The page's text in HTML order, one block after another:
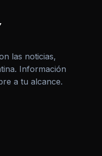
las noticias,
Información
a tu alcance.